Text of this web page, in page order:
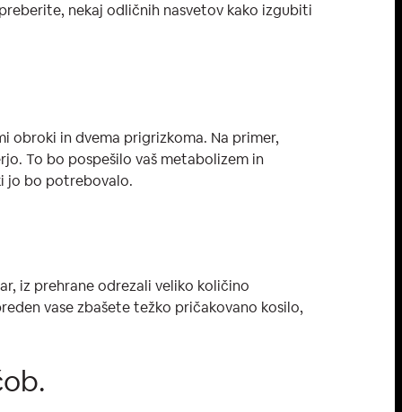
nekaj odličnih nasvetov kako izgubiti
obroki in dvema prigrizkoma. Na primer,
To bo pospešilo vaš metabolizem in
jo bo potrebovalo.
iz prehrane odrezali veliko količino
vase zbašete težko pričakovano kosilo,